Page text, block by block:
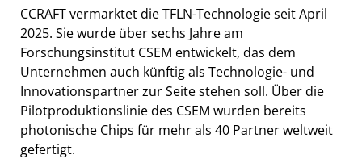
CCRAFT vermarktet die TFLN-Technologie seit April
2025. Sie wurde über sechs Jahre am
Forschungsinstitut CSEM entwickelt, das dem
Unternehmen auch künftig als Technologie- und
Innovationspartner zur Seite stehen soll. Über die
Pilotproduktionslinie des CSEM wurden bereits
photonische Chips für mehr als 40 Partner weltweit
gefertigt.